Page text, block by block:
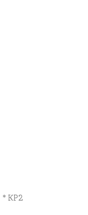
* КР2